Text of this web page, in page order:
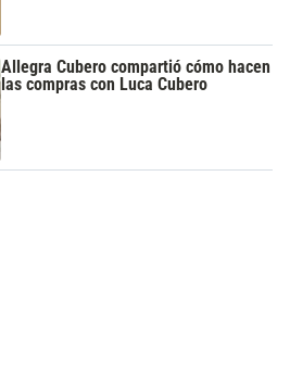
Allegra Cubero compartió cómo hacen
las compras con Luca Cubero